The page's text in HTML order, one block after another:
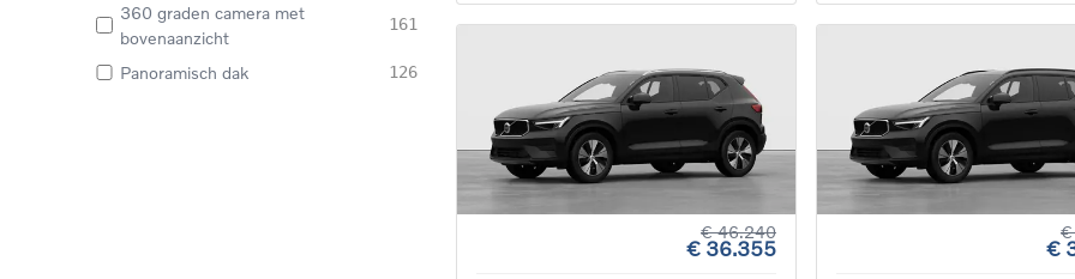
360 graden camera met
bovenaanzicht
161
Panoramisch dak 126
€ 46.240
€ 36.355
€
€